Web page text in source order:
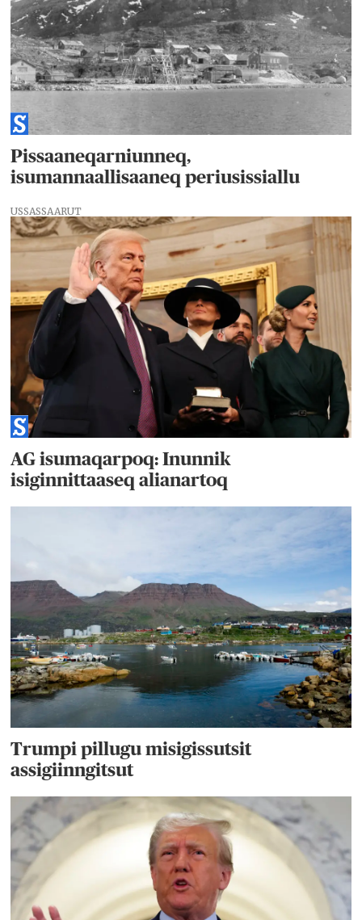
Pissaaneqarniunneq,
isumannaallisaaneq periusissiallu
USSASSAARUT
AG isumaqarpoq: Inunnik
isiginnittaaseq alianartoq
Trumpi pillugu misigissutsit
assigiinngitsut